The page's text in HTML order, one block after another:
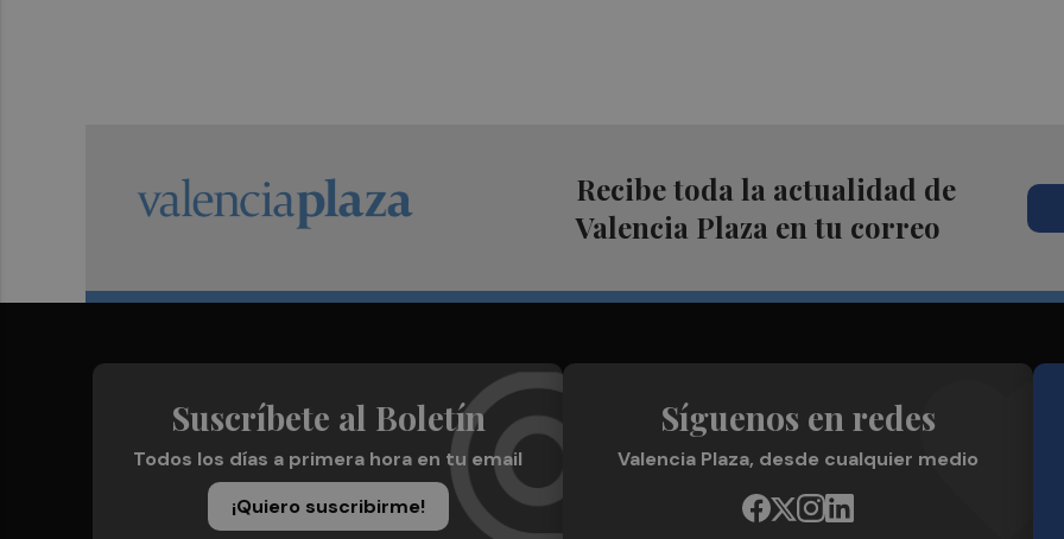
Recibe toda la actualidad de
Valencia Plaza en tu correo
Suscríbete al Boletín
Todos los días a primera hora en tu email
¡Quiero suscribirme!
Síguenos en redes
Valencia Plaza, desde cualquier medio